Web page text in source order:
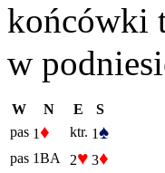
końcówki
w
W N E
S
pas 1♦ ktr. 1♠
pas 1BA 2♥ 3♦